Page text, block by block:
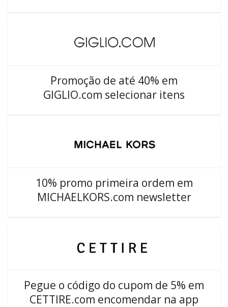
Promoção de até 40% em
GIGLIO.com selecionar itens
10% promo primeira ordem em
MICHAELKORS.com newsletter
Pegue o código do cupom de 5% em
CETTIRE.com encomendar na app